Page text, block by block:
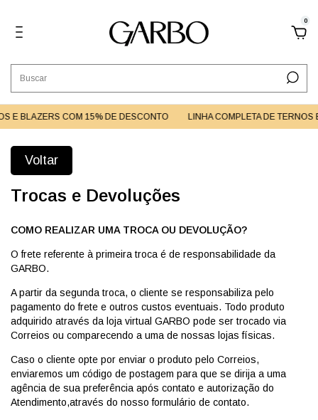
0
E BLAZERS COM 15% DE DESCONTO LINHA COMPLETA DE TERNOS
Voltar
Trocas e Devoluções
COMO REALIZAR UMA TROCA OU DEVOLUÇÃO?
O frete referente à primeira troca é de responsabilidade da
GARBO.
A partir da segunda troca, o cliente se responsabiliza pelo
pagamento do frete e outros custos eventuais. Todo produto
adquirido através da loja virtual GARBO pode ser trocado via
Correios ou comparecendo a uma de nossas lojas físicas.
Caso o cliente opte por enviar o produto pelo Correios,
enviaremos um código de postagem para que se dirija a uma
agência de sua preferência após contato e autorização do
Atendimento,através do nosso formulário de contato.